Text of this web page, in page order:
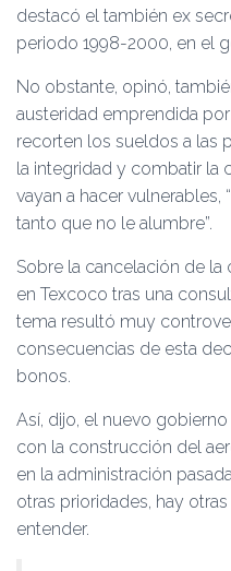
destacó el también ex
periodo 1998-2000, en el
No obstante, opinó,
austeridad emprendida
recorten los sueldos a las
la integridad y combatir la
vayan a hacer vulnerables,
tanto que no le alumbre”.
Sobre la cancelación de
en Texcoco tras una
tema resultó muy
consecuencias de esta
bonos.
Así, dijo, el nuevo
con la construcción del
en la administración
otras prioridades, hay
entender.